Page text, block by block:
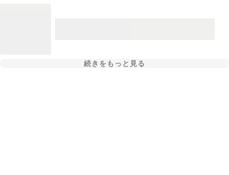
続きをもっと見る